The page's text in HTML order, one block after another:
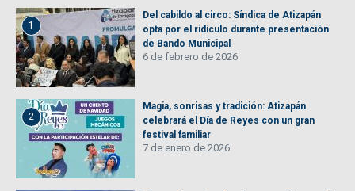
1
Del cabildo al circo: Síndica de Atizapán
opta por el ridículo durante presentación
de Bando Municipal
6 de febrero de 2026
2
Magia, sonrisas y tradición: Atizapán
celebrará el Día de Reyes con un gran
festival familiar
7 de enero de 2026